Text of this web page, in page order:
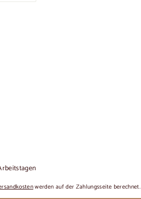
werden auf der Zahlungsseite berechnet.